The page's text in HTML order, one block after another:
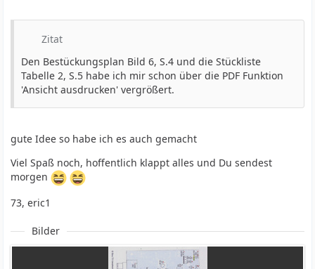
Zitat
Den Bestückungsplan Bild 6, S.4 und die Stückliste
Tabelle 2, S.5 habe ich mir schon über die PDF Funktion
'Ansicht ausdrucken' vergrößert.
gute Idee so habe ich es auch gemacht
Viel Spaß noch, hoffentlich klappt alles und Du sendest
morgen
73, eric1
Bilder